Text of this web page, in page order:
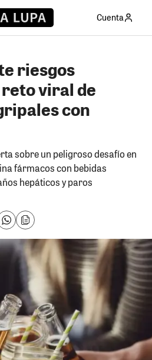
Cuenta
riesgos
viral de
con
sobre un peligroso desafío en
fármacos con bebidas
hepáticos y paros